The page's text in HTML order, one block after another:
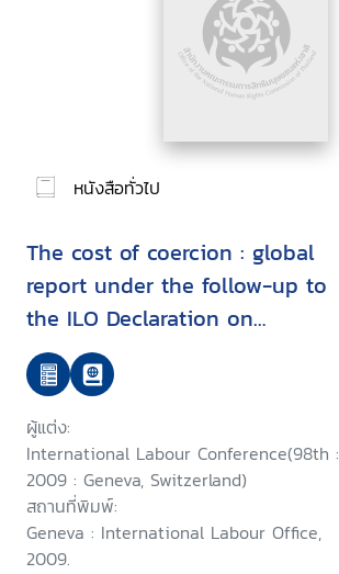
หนังสือทั่วไป
The cost of coercion : global
report under the follow-up to
the ILO Declaration on
Fundamental Principles and
Rights at Work : International
Labour Conference, 98th
Session 2009
ผู้แต่ง:
International Labour Conference(98th :
2009 : Geneva, Switzerland)
สถานที่พิมพ์:
Geneva : International Labour Office,
2009.